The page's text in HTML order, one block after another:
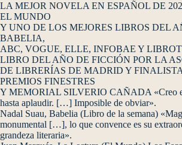
LA MEJOR NOVELA EN ESPAÑOL DE
EL MUNDO
Y UNO DE LOS MEJORES LIBROS DEL
BABELIA,
ABC, VOGUE, ELLE, INFOBAE Y
LIBRO DEL AÑO DE FICCIÓN POR LA
DE LIBRERÍAS DE MADRID Y
PREMIOS FINESTRES
Y MEMORIAL SILVERIO CAÑADA «Creo
hasta aplaudir. […] Imposible de obviar».
Nadal Suau, Babelia (Libro de la semana)
monumental […], lo que convence es su
grandeza literaria».